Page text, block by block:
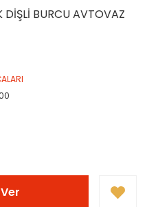
BURCU AVTOVAZ